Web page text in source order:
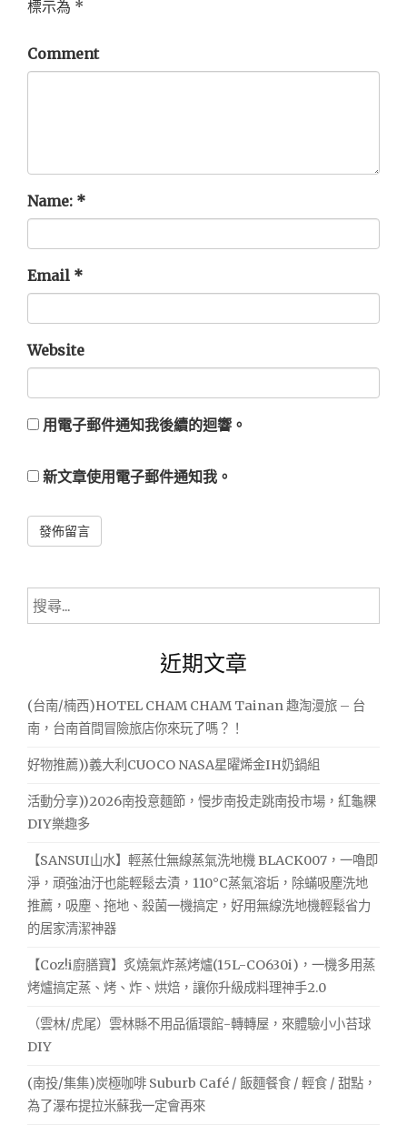
標示為 *
Comment
Name: *
Email *
Website
用電子郵件通知我後續的迴響。
新文章使用電子郵件通知我。
搜
尋
近期文章
(台南/楠西)HOTEL CHAM CHAM Tainan 趣淘漫旅 – 台
南，台南首間冒險旅店你來玩了嗎？！
好物推薦))義大利CUOCO NASA星曜烯金IH奶鍋組
活動分享))2026南投意麵節，慢步南投走跳南投市場，紅龜粿
DIY樂趣多
【SANSUI山水】輕蒸仕無線蒸氣洗地機 BLACK007，一嚕即
淨，頑強油汙也能輕鬆去漬，110°C蒸氣溶垢，除蟎吸塵洗地
推薦，吸塵、拖地、殺菌一機搞定，好用無線洗地機輕鬆省力
的居家清潔神器
【Coz!i廚膳寶】炙燒氣炸蒸烤爐(15L-CO630i)，一機多用蒸
烤爐搞定蒸、烤、炸、烘焙，讓你升級成料理神手2.0
（雲林/虎尾）雲林縣不用品循環館-轉轉屋，來體驗小小苔球
DIY
(南投/集集)炭極咖啡 Suburb Café / 飯麵餐食 / 輕食 / 甜點，
為了瀑布提拉米蘇我一定會再來